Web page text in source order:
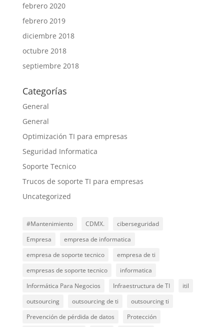
febrero 2020
febrero 2019
diciembre 2018
octubre 2018
septiembre 2018
Categorías
General
General
Optimización TI para empresas
Seguridad Informatica
Soporte Tecnico
Trucos de soporte TI para empresas
Uncategorized
#Mantenimiento CDMX.
ciberseguridad
Empresa
empresa de informatica
empresa de soporte tecnico
empresa de ti
empresas de soporte tecnico
informatica
Informática Para Negocios
Infraestructura de TI
itil
outsourcing
outsourcing de ti
outsourcing ti
Prevención de pérdida de datos
Protección